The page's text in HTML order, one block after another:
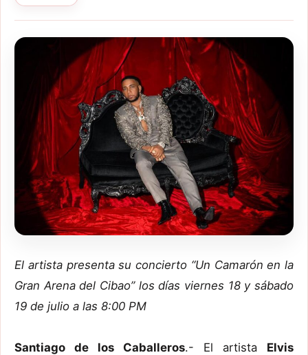
El artista presenta su concierto “Un Camarón en la
Gran Arena del Cibao” los días viernes 18 y sábado
19 de julio a las 8:00 PM
Santiago de los Caballeros.- El artista Elvis